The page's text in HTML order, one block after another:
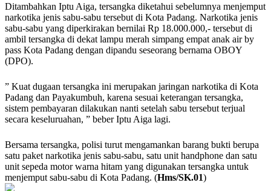
Ditambahkan Iptu Aiga, tersangka diketahui sebelumnya menjemput
narkotika jenis sabu-sabu tersebut di Kota Padang. Narkotika jenis
sabu-sabu yang diperkirakan bernilai Rp 18.000.000,- tersebut di
ambil tersangka di dekat lampu merah simpang empat anak air by
pass Kota Padang dengan dipandu seseorang bernama OBOY
(DPO).
” Kuat dugaan tersangka ini merupakan jaringan narkotika di Kota
Padang dan Payakumbuh, karena sesuai keterangan tersangka,
sistem pembayaran dilakukan nanti setelah sabu tersebut terjual
secara keseluruahan, ” beber Iptu Aiga lagi.
Bersama tersangka, polisi turut mengamankan barang bukti berupa
satu paket narkotika jenis sabu-sabu, satu unit handphone dan satu
unit sepeda motor warna hitam yang digunakan tersangka untuk
menjemput sabu-sabu di Kota Padang. (Hms/SK.01)